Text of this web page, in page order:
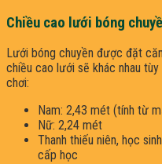
Chiều cao lưới bóng
Lưới bóng chuyền được đặt
chiều cao lưới sẽ khác nhau
chơi:
Nam: 2,43 mét (tính từ
Nữ: 2,24 mét
Thanh thiếu niên, học
cấp học